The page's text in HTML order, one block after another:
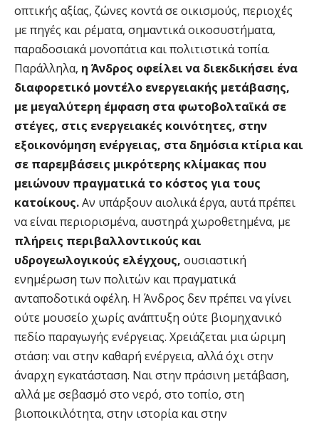
οπτικής αξίας, ζώνες κοντά σε οικισμούς, περιοχές
με πηγές και ρέματα, σημαντικά οικοσυστήματα,
παραδοσιακά μονοπάτια και πολιτιστικά τοπία.
Παράλληλα, η Άνδρος οφείλει να διεκδικήσει ένα
διαφορετικό μοντέλο ενεργειακής μετάβασης,
με μεγαλύτερη έμφαση στα φωτοβολταϊκά σε
στέγες, στις ενεργειακές κοινότητες, στην
εξοικονόμηση ενέργειας, στα δημόσια κτίρια και
σε παρεμβάσεις μικρότερης κλίμακας που
μειώνουν πραγματικά το κόστος για τους
κατοίκους.Αν υπάρξουν αιολικά έργα, αυτά πρέπει
να είναι περιορισμένα, αυστηρά χωροθετημένα, με
πλήρεις περιβαλλοντικούς και
υδρογεωλογικούς ελέγχους, ουσιαστική
ενημέρωση των πολιτών και πραγματικά
ανταποδοτικά οφέλη. Η Άνδρος δεν πρέπει να γίνει
ούτε μουσείο χωρίς ανάπτυξη ούτε βιομηχανικό
πεδίο παραγωγής ενέργειας. Χρειάζεται μια ώριμη
στάση: ναι στην καθαρή ενέργεια, αλλά όχι στην
άναρχη εγκατάσταση. Ναι στην πράσινη μετάβαση,
αλλά με σεβασμό στο νερό, στο τοπίο, στη
βιοποικιλότητα, στην ιστορία και στην